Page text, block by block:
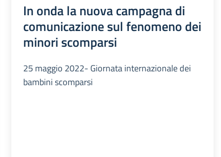
In onda la nuova campagna di
comunicazione sul fenomeno dei
minori scomparsi
25 maggio 2022- Giornata internazionale dei
bambini scomparsi